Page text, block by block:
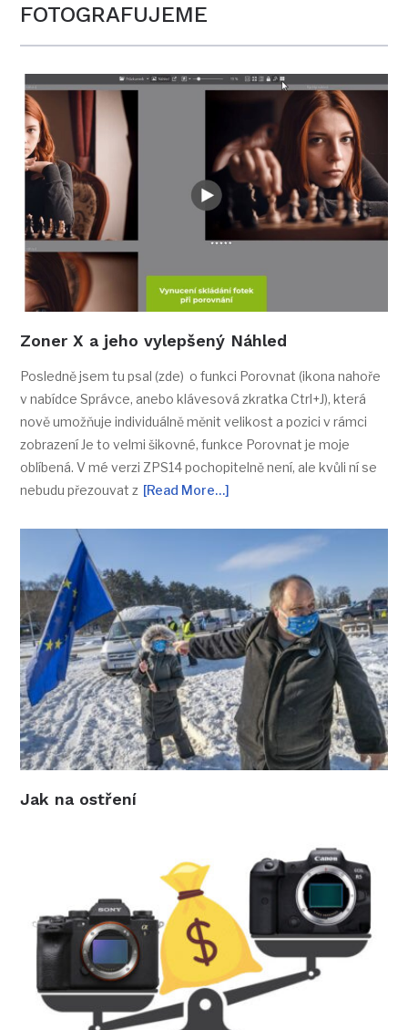
FOTOGRAFUJEME
Zoner X a jeho vylepšený Náhled
Posledně jsem tu psal (zde) o funkci Porovnat (ikona nahoře
v nabídce Správce, anebo klávesová zkratka Ctrl+J), která
nově umožňuje individuálně měnit velikost a pozici v rámci
zobrazení Je to velmi šikovné, funkce Porovnat je moje
oblíbená. V mé verzi ZPS14 pochopitelně není, ale kvůli ní se
nebudu přezouvat z [Read More…]
Jak na ostření